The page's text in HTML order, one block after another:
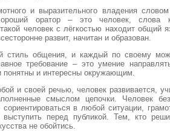
и выразительного владения
оратор – это человек, слова
человек с лёгкостью находит общий
развит, начитан и образован.
стиль общения, и каждый по своему
требование – это умение
понятны и интересны окружающим.
и своей речью, человек развивается,
смыслом цепочки. Человек
в любой ситуации,
перед публикой. Тем, кто
не обойтись.